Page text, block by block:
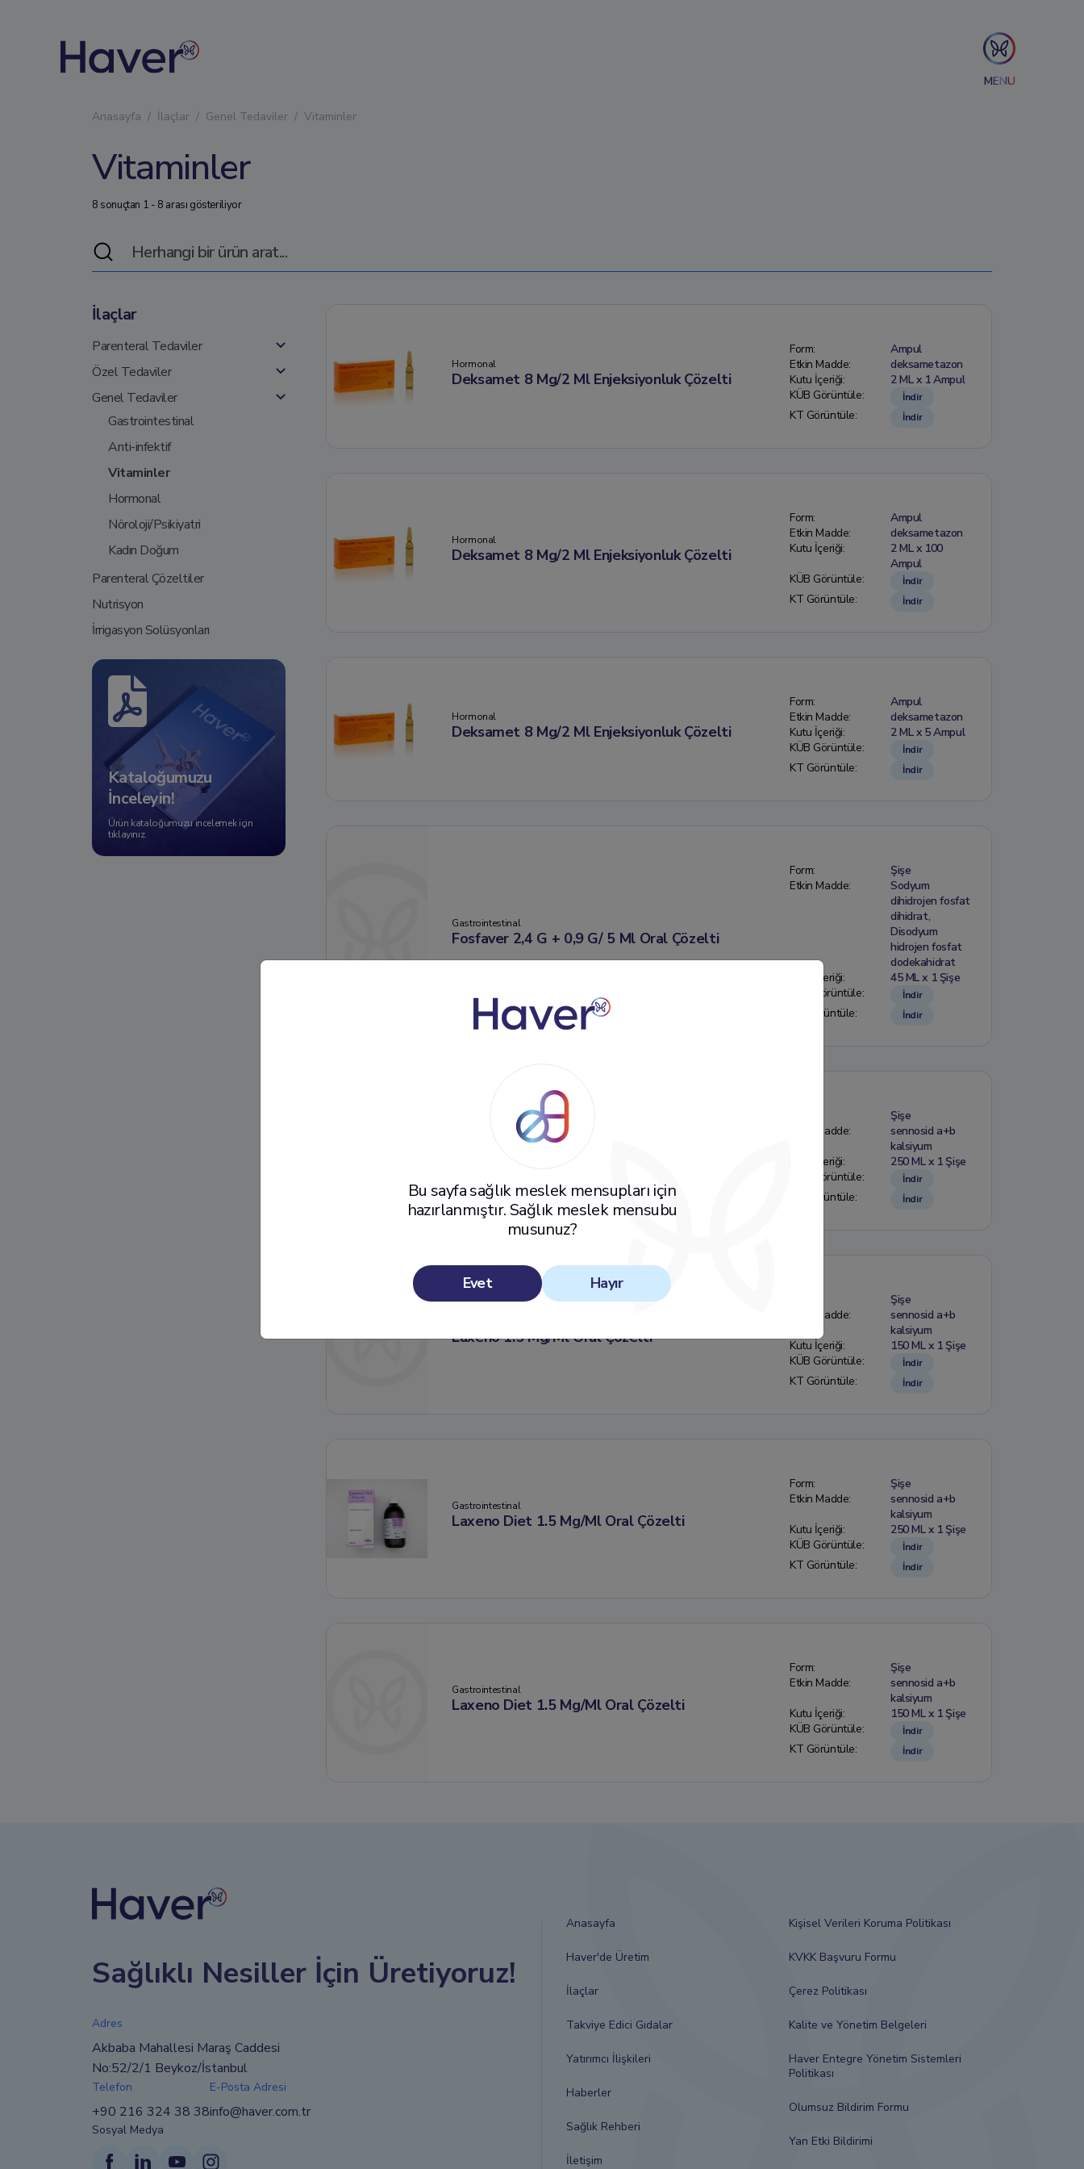
MENU
Anasayfa İlaçlar Genel Tedaviler Vitaminler
Vitaminler
8 sonuçtan 1 - 8 arası gösteriliyor
İlaçlar
Parenteral Tedaviler
Özel Tedaviler
Genel Tedaviler
Gastrointestinal
Anti-infektif
Vitaminler
Hormonal
Nöroloji/Psikiyatri
Kadın Doğum
Parenteral Çözeltiler
Nutrisyon
İrrigasyon Solüsyonları
Kataloğumuzu
İnceleyin!
Ürün kataloğumuzu incelemek için
tıklayınız.
Hormonal
Deksamet 8 Mg/2 Ml Enjeksiyonluk Çözelti
Form:
Ampul
Etkin Madde:
deksametazon
Kutu İçeriği:
2 ML x 1 Ampul
KÜB Görüntüle:
İndir
KT Görüntüle: İndir
Hormonal
Deksamet 8 Mg/2 Ml Enjeksiyonluk Çözelti
Form:
Ampul
Etkin Madde:
deksametazon
Kutu İçeriği:
2 ML x 100
Ampul
KÜB Görüntüle:
İndir
KT Görüntüle: İndir
Hormonal
Deksamet 8 Mg/2 Ml Enjeksiyonluk Çözelti
Form:
Ampul
Etkin Madde:
deksametazon
Kutu İçeriği:
2 ML x 5 Ampul
KÜB Görüntüle:
İndir
KT Görüntüle: İndir
Gastrointestinal
Fosfaver 2,4 G + 0,9 G/ 5 Ml Oral Çözelti
Form:
Şişe
Etkin Madde:
Sodyum
dihidrojen fosfat
dihidrat,
Disodyum
hidrojen fosfat
dodekahidrat
Kutu İçeriği:
45 ML x 1 Şişe
KÜB Görüntüle:
İndir
KT Görüntüle: İndir
Gastrointestinal
Şişe
Etkin Madde:
sennosid a+b
kalsiyum
Kutu İçeriği:
250 ML x 1 Şişe
KÜB Görüntüle:
İndir
KT Görüntüle: İndir
Laxeno 1.5 Mg/Ml Oral Çözelti
Şişe
Etkin Madde:
sennosid a+b
kalsiyum
Kutu İçeriği:
150 ML x 1 Şişe
KÜB Görüntüle:
İndir
KT Görüntüle: İndir
Gastrointestinal
Laxeno Diet 1.5 Mg/Ml Oral Çözelti
Form:
Şişe
Etkin Madde:
sennosid a+b
kalsiyum
Kutu İçeriği:
250 ML x 1 Şişe
KÜB Görüntüle:
İndir
KT Görüntüle: İndir
Gastrointestinal
Laxeno Diet 1.5 Mg/Ml Oral Çözelti
Form:
Şişe
Etkin Madde:
sennosid a+b
kalsiyum
Kutu İçeriği:
150 ML x 1 Şişe
KÜB Görüntüle:
İndir
KT Görüntüle: İndir
Bu sayfa sağlık meslek mensupları için
hazırlanmıştır. Sağlık meslek mensubu
musunuz?
Evet Hayır
Sağlıklı Nesiller İçin Üretiyoruz!
Adres
Akbaba Mahallesi Maraş Caddesi
No:52/2/1 Beykoz/İstanbul
Telefon
+90 216 324 38 38
E-Posta Adresi
info@haver.com.tr
Sosyal Medya
Anasayfa
Haver'de Üretim
İlaçlar
Takviye Edici Gıdalar
Yatırımcı İlişkileri
Haberler
Sağlık Rehberi
İletişim
Kişisel Verileri Koruma Politikası
KVKK Başvuru Formu
Çerez Politikası
Kalite ve Yönetim Belgeleri
Haver Entegre Yönetim Sistemleri
Politikası
Olumsuz Bildirim Formu
Yan Etki Bildirimi